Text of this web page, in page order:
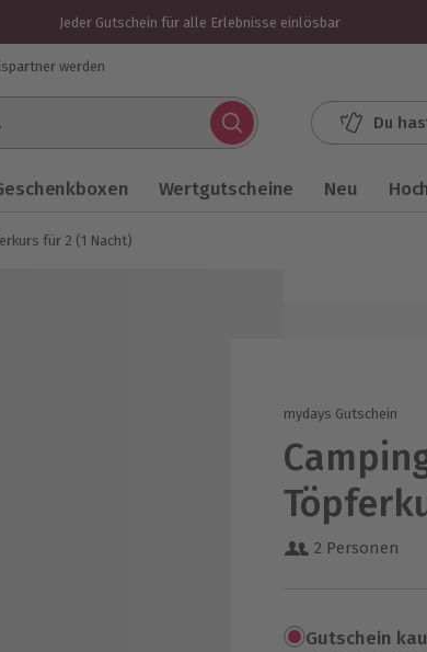
Jeder Gutschein für alle Erlebnisse einlösbar
werden
Du
Wertgutscheine Neu
für 2 (1 Nacht)
mydays Gutschein
2 Personen
Gutschein